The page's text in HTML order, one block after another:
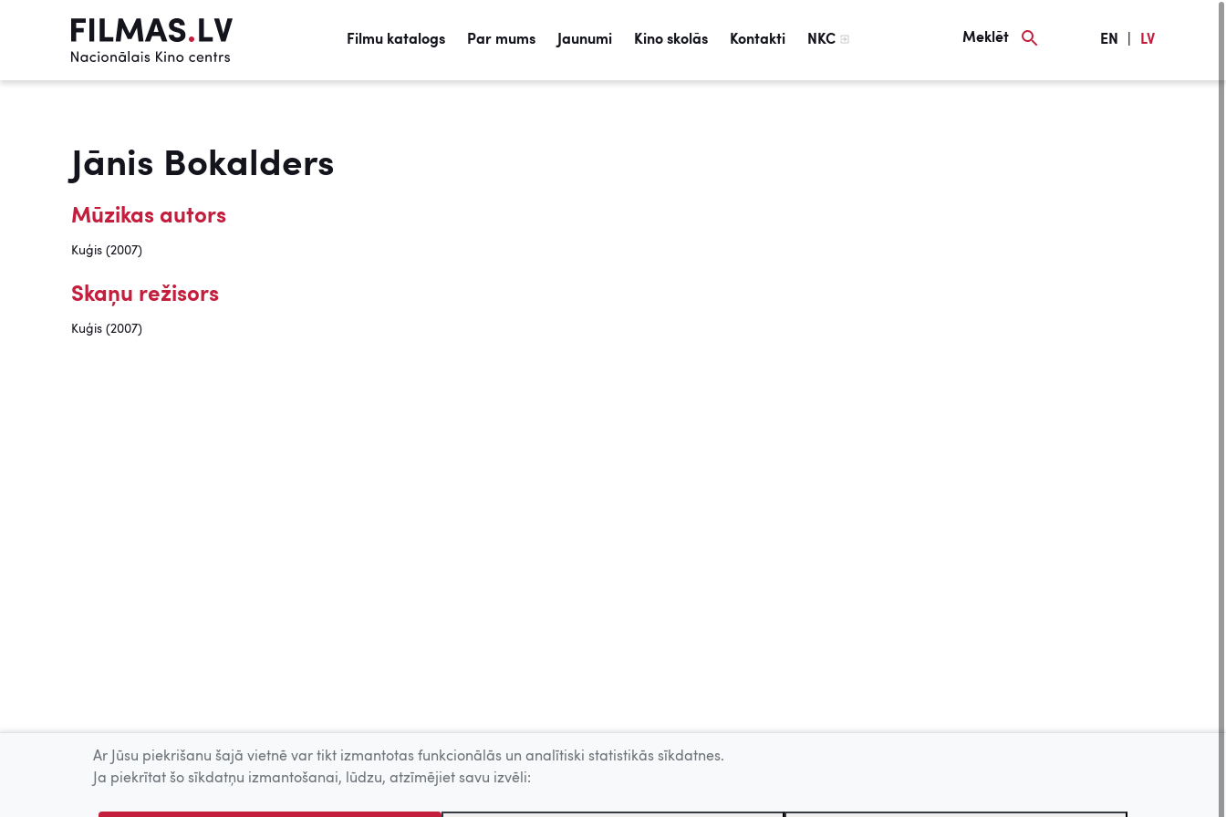
Filmu katalogs Par mums Jaunumi Kino skolās Kontakti NKC Meklēt EN LV
Jānis Bokalders
Mūzikas autors
Kuģis (2007)
Skaņu režisors
Kuģis (2007)
Ar Jūsu piekrišanu šajā vietnē var tikt izmantotas funkcionālās un analītiski statistikās sīkdatnes.
Ja piekrītat šo sīkdatņu izmantošanai, lūdzu, atzīmējiet savu izvēli: